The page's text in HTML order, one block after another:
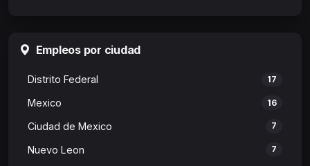
Empleos por ciudad
Distrito Federal 17
Mexico 16
Ciudad de Mexico 7
Nuevo Leon 7